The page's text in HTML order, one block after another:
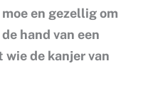
en gezellig om
hand van een
de kanjer van